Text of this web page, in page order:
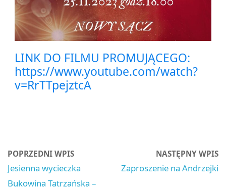
LINK DO FILMU PROMUJĄCEGO:
https://www.youtube.com/watch?
v=RrTTpejztcA
POPRZEDNI WPIS
Jesienna wycieczka
Bukowina Tatrzańska –
NASTĘPNY WPIS
Zaproszenie na Andrzejki